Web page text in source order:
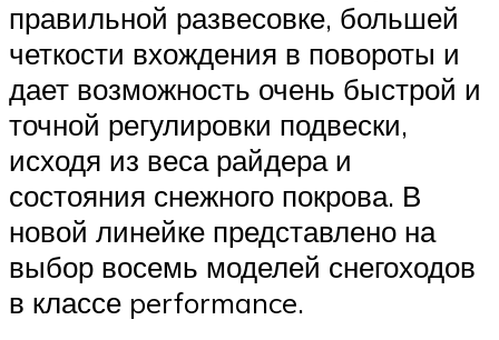
правильной развесовке, большей
четкости вхождения в повороты и
дает возможность очень быстрой и
точной регулировки подвески,
исходя из веса райдера и
состояния снежного покрова. В
новой линейке представлено на
выбор восемь моделей снегоходов
в классе performance.